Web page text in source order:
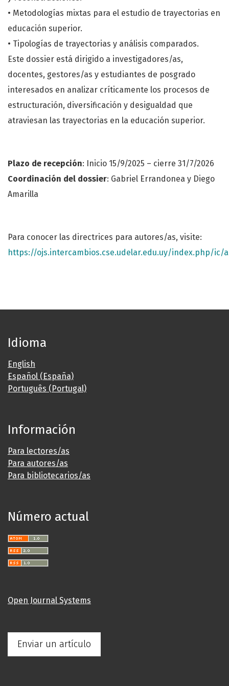
• Metodologías mixtas para el estudio de trayectorias en
educación superior.
• Tipologías de trayectorias y análisis comparados.
Este dossier está dirigido a investigadores/as,
docentes, gestores/as y estudiantes de posgrado
interesados en analizar críticamente los procesos de
estructuración, diversificación y desigualdad que
atraviesan las trayectorias en la educación superior.
Plazo de recepción: Inicio 15/9/2025 – cierre 31/7/2026
Coordinación del dossier: Gabriel Errandonea y Diego
Amarilla
Para conocer las directrices para autores/as, visite:
https://ojs.intercambios.cse.udelar.edu.uy/index.php/ic/
Idioma
English
Español (España)
Português (Portugal)
Información
Para lectores/as
Para autores/as
Para bibliotecarios/as
Número actual
Open Journal Systems
Enviar un artículo